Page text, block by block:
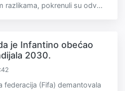
razlikama, pokrenuli su odv...
je Infantino obećao
2030.
federacija (Fifa) demantovala